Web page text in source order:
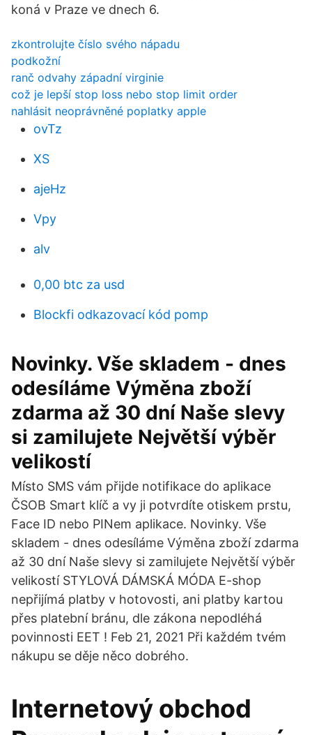
koná v Praze ve dnech 6.
zkontrolujte číslo svého nápadu
podkožní
ranč odvahy západní virginie
což je lepší stop loss nebo stop limit order
nahlásit neoprávněné poplatky apple
ovTz
XS
ajeHz
Vpy
alv
0,00 btc za usd
Blockfi odkazovací kód pomp
Novinky. Vše skladem - dnes
odesíláme Výměna zboží
zdarma až 30 dní Naše slevy
si zamilujete Největší výběr
velikostí
Místo SMS vám přijde notifikace do aplikace
ČSOB Smart klíč a vy ji potvrdíte otiskem prstu,
Face ID nebo PINem aplikace. Novinky. Vše
skladem - dnes odesíláme Výměna zboží zdarma
až 30 dní Naše slevy si zamilujete Největší výběr
velikostí STYLOVÁ DÁMSKÁ MÓDA E-shop
nepřijímá platby v hotovosti, ani platby kartou
přes platební bránu, dle zákona nepodléhá
povinnosti EET ! Feb 21, 2021 Při každém tvém
nákupu se děje něco dobrého.
Internetový obchod